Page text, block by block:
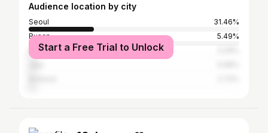
Audience location by city
Seoul
31.46%
Busan
5.49%
Daegu
Start a Free Trial to Unlock